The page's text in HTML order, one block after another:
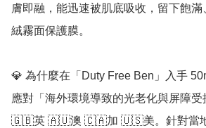
膚即融，能迅速被肌底吸收，留下飽
絨霧面保護膜。
💎 為什麼在「Duty Free Ben」入手
應對「海外環境導致的光老化與屏障受
🇬🇧英 🇦🇺澳 🇨🇦加 🇺🇸美。針對當地